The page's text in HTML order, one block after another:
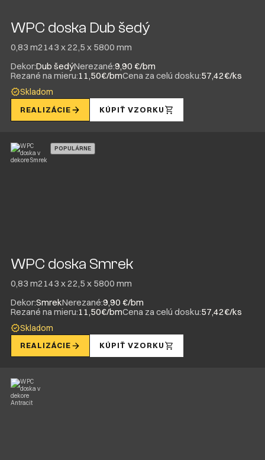
WPC doska Dub šedý
0,83 m2143 x 22,5 x 5800 mm
Dekor:Dub šedýNerezané:9,90 €/bm
Rezané na mieru:11,50€/bmCena za celú dosku:57,42€/ks
Skladom
REALIZÁCIE KÚPIŤ VZORKU
POPULÁRNE
WPC doska Smrek
0,83 m2 143 x 22,5 x 5800 mm
Dekor:SmrekNerezané:9,90 €/bm
Rezané na mieru:11,50€/bmCena za celú dosku:57,42€/ks
Skladom
REALIZÁCIE KÚPIŤ VZORKU